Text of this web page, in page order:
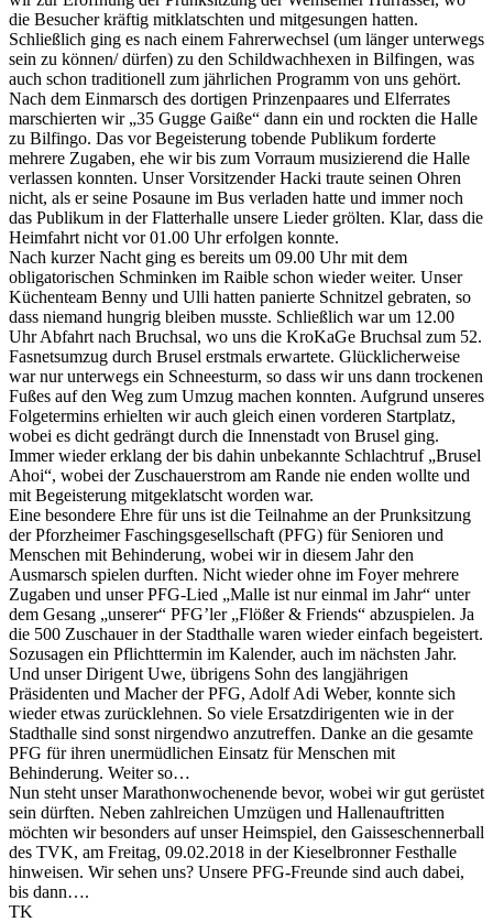
die Besucher kräftig mitklatschten und mitgesungen hatten.
Schließlich ging es nach einem Fahrerwechsel (um länger unterwegs
sein zu können/ dürfen) zu den Schildwachhexen in Bilfingen, was
auch schon traditionell zum jährlichen Programm von uns gehört.
Nach dem Einmarsch des dortigen Prinzenpaares und Elferrates
marschierten wir „35 Gugge Gaiße“ dann ein und rockten die Halle
zu Bilfingo. Das vor Begeisterung tobende Publikum forderte
mehrere Zugaben, ehe wir bis zum Vorraum musizierend die Halle
verlassen konnten. Unser Vorsitzender Hacki traute seinen Ohren
nicht, als er seine Posaune im Bus verladen hatte und immer noch
das Publikum in der Flatterhalle unsere Lieder grölten. Klar, dass die
Heimfahrt nicht vor 01.00 Uhr erfolgen konnte.
Nach kurzer Nacht ging es bereits um 09.00 Uhr mit dem
obligatorischen Schminken im Raible schon wieder weiter. Unser
Küchenteam Benny und Ulli hatten panierte Schnitzel gebraten, so
dass niemand hungrig bleiben musste. Schließlich war um 12.00
Uhr Abfahrt nach Bruchsal, wo uns die KroKaGe Bruchsal zum 52.
Fasnetsumzug durch Brusel erstmals erwartete. Glücklicherweise
war nur unterwegs ein Schneesturm, so dass wir uns dann trockenen
Fußes auf den Weg zum Umzug machen konnten. Aufgrund unseres
Folgetermins erhielten wir auch gleich einen vorderen Startplatz,
wobei es dicht gedrängt durch die Innenstadt von Brusel ging.
Immer wieder erklang der bis dahin unbekannte Schlachtruf „Brusel
Ahoi“, wobei der Zuschauerstrom am Rande nie enden wollte und
mit Begeisterung mitgeklatscht worden war.
Eine besondere Ehre für uns ist die Teilnahme an der Prunksitzung
der Pforzheimer Faschingsgesellschaft (PFG) für Senioren und
Menschen mit Behinderung, wobei wir in diesem Jahr den
Ausmarsch spielen durften. Nicht wieder ohne im Foyer mehrere
Zugaben und unser PFG-Lied „Malle ist nur einmal im Jahr“ unter
dem Gesang „unserer“ PFG’ler „Flößer & Friends“ abzuspielen. Ja
die 500 Zuschauer in der Stadthalle waren wieder einfach begeistert.
Sozusagen ein Pflichttermin im Kalender, auch im nächsten Jahr.
Und unser Dirigent Uwe, übrigens Sohn des langjährigen
Präsidenten und Macher der PFG, Adolf Adi Weber, konnte sich
wieder etwas zurücklehnen. So viele Ersatzdirigenten wie in der
Stadthalle sind sonst nirgendwo anzutreffen. Danke an die gesamte
PFG für ihren unermüdlichen Einsatz für Menschen mit
Behinderung. Weiter so…
Nun steht unser Marathonwochenende bevor, wobei wir gut gerüstet
sein dürften. Neben zahlreichen Umzügen und Hallenauftritten
möchten wir besonders auf unser Heimspiel, den Gaisseschennerball
des TVK, am Freitag, 09.02.2018 in der Kieselbronner Festhalle
hinweisen. Wir sehen uns? Unsere PFG-Freunde sind auch dabei,
bis dann….
TK